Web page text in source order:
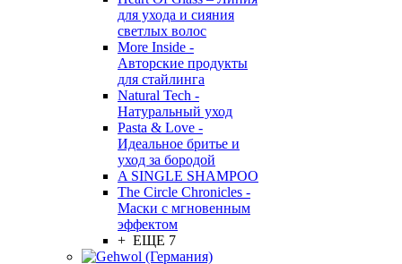
для ухода и сияния
светлых волос
More Inside -
Авторские продукты
для стайлинга
Natural Tech -
Натуральный уход
Pasta & Love -
Идеальное бритье и
уход за бородой
A SINGLE SHAMPOO
The Circle Chronicles -
Маски с мгновенным
эффектом
+ ЕЩЕ 7